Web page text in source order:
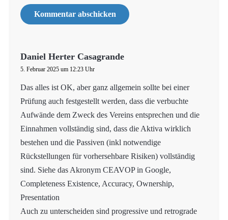
Daniel Herter Casagrande
5. Februar 2025 um 12:23 Uhr
Das alles ist OK, aber ganz allgemein sollte bei einer
Prüfung auch festgestellt werden, dass die verbuchte
Aufwände dem Zweck des Vereins entsprechen und die
Einnahmen vollständig sind, dass die Aktiva wirklich
bestehen und die Passiven (inkl notwendige
Rückstellungen für vorhersehbare Risiken) vollständig
sind. Siehe das Akronym CEAVOP in Google,
Completeness Existence, Accuracy, Ownership,
Presentation
Auch zu unterscheiden sind progressive und retrograde